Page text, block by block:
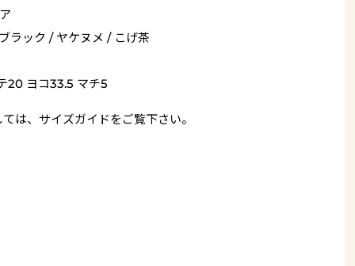
ラック / ヤケヌメ / こげ茶
20 ヨコ33.5 マチ5
は、 サイズガイドをご覧下さい。